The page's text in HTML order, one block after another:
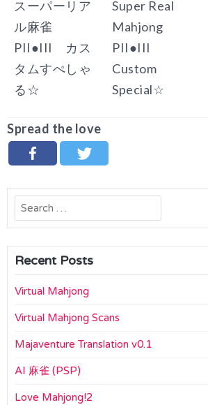
スーパーリア
ル麻雀
PII●III カス
タムすぺしゃ
る☆
Super Real
Mahjong
PII●III
Custom
Special☆
Spread the love
Search
for:
Recent Posts
Virtual Mahjong
Virtual Mahjong Scans
Majaventure Translation v0.1
AI 麻雀 (PSP)
Love Mahjong!2